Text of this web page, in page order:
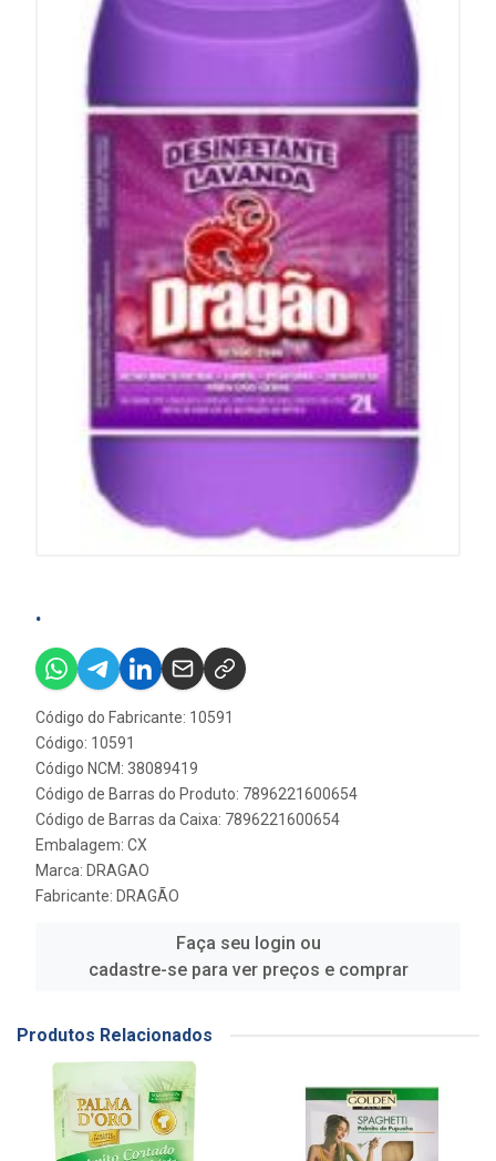
.
Código do Fabricante: 10591
Código: 10591
Código NCM: 38089419
Código de Barras do Produto: 7896221600654
Código de Barras da Caixa: 7896221600654
Embalagem: CX
Marca: DRAGAO
Fabricante: DRAGÃO
Faça seu login ou
cadastre-se para ver preços e comprar
Produtos Relacionados